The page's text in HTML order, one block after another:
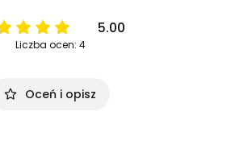
5.00
Liczba ocen: 4
Oceń i opisz